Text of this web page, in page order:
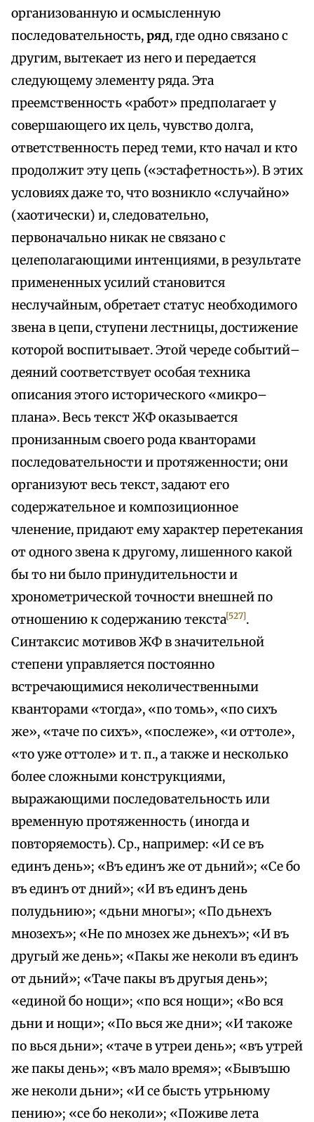
организованную и осмысленную
последовательность,ряд, где одно связано с
другим, вытекает из него и передается
следующему элементу ряда. Эта
преемственность «работ» предполагает у
совершающего их цель, чувство долга,
ответственность перед теми, кто начал и кто
продолжит эту цепь («эстафетность»). В этих
условиях даже то, что возникло «случайно»
(хаотически) и, следовательно,
первоначально никак не связано с
целеполагающими интенциями, в результате
примененных усилий становится
неслучайным, обретает статус необходимого
звена в цепи, ступени лестницы, достижение
которой воспитывает. Этой череде событий–
деяний соответствует особая техника
описания этого исторического «микро–
плана». Весь текст ЖФ оказывается
пронизанным своего рода кванторами
последовательности и протяженности; они
организуют весь текст, задают его
содержательное и композиционное
членение, придают ему характер перетекания
от одного звена к другому, лишенного какой
бы то ни было принудительности и
хронометрической точности внешней по
отношению к содержанию текста[527].
Синтаксис мотивов ЖФ в значительной
степени управляется постоянно
встречающимися неколичественными
кванторами «тогда», «по томь», «по сихъ
же», «таче по сихъ», «послеже», «и оттоле»,
«то уже оттоле» и т. п., а также и несколько
более сложными конструкциями,
выражающими последовательность или
временную протяженность (иногда и
повторяемость). Ср., например: «И се въ
единъ день»; «Въ единъ же от дьний»; «Се бо
въ единъ от дний»; «И въ единъ день
полудьнию»; «дьни многы»; «По дьнехъ
мнозехъ»; «Не по мнозех же дьнехъ»; «И въ
другый же день»; «Пакы же неколи въ единъ
от дьний»; «Таче пакы въ другыя день»;
«единой бо нощи»; «по вся нощи»; «Во вся
дьни и нощи»; «По вься же дни»; «И такоже
по вься дьни»; «таче в утреи день»; «въ утрей
же пакы день»; «въ мало время»; «Бывъшю
же неколи дьни»; «И се бысть утрьнюму
пению»; «се бо неколи»; «Поживе лета